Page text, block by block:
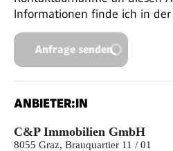
Informationen finde ich in der
Anfrage senden
ANBIETER:IN
C&P Immobilien GmbH
8055 Graz, Brauquartier 11 / 01